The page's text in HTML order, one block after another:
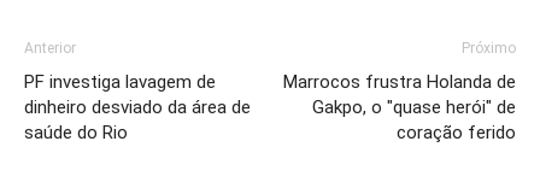
Anterior
PF investiga lavagem de
dinheiro desviado da área de
saúde do Rio
Próximo
Marrocos frustra Holanda de
Gakpo, o "quase herói" de
coração ferido